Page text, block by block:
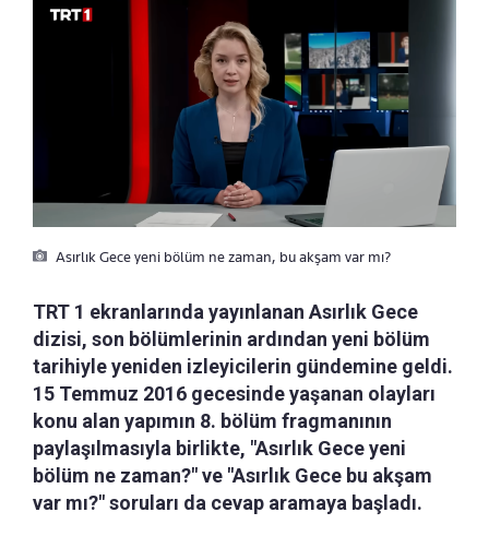
Asırlık Gece yeni bölüm ne zaman, bu akşam var mı?
TRT 1 ekranlarında yayınlanan Asırlık Gece
dizisi, son bölümlerinin ardından yeni bölüm
tarihiyle yeniden izleyicilerin gündemine geldi.
15 Temmuz 2016 gecesinde yaşanan olayları
konu alan yapımın 8. bölüm fragmanının
paylaşılmasıyla birlikte, "Asırlık Gece yeni
bölüm ne zaman?" ve "Asırlık Gece bu akşam
var mı?" soruları da cevap aramaya başladı.